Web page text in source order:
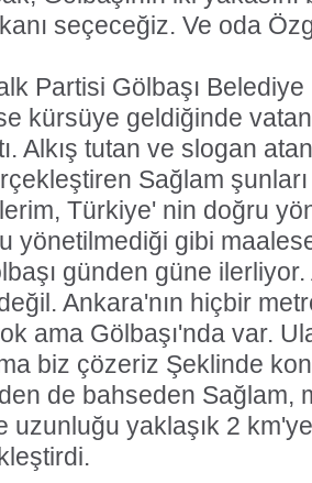
seçeceğiz. Ve oda
Partisi Gölbaşı Belediye
kürsüye geldiğinde
Alkış tutan ve slogan
Sağlam
Türkiye' nin doğru
yönetilmediği gibi
günden güne
Ankara'nın hiçbir
ama Gölbaşı'nda var.
biz çözeriz Şeklinde
de bahseden Sağlam,
uzunluğu yaklaşık 2